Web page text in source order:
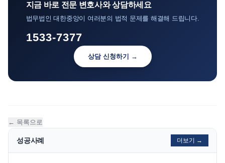
지금 바로 전문 변호사와 상담하세요
법무법인 대한중앙이 여러분의 법적 문제를 해결해 드립니다.
1533-7377
상담 신청하기 →
← 목록으로
성공사례 더보기 →